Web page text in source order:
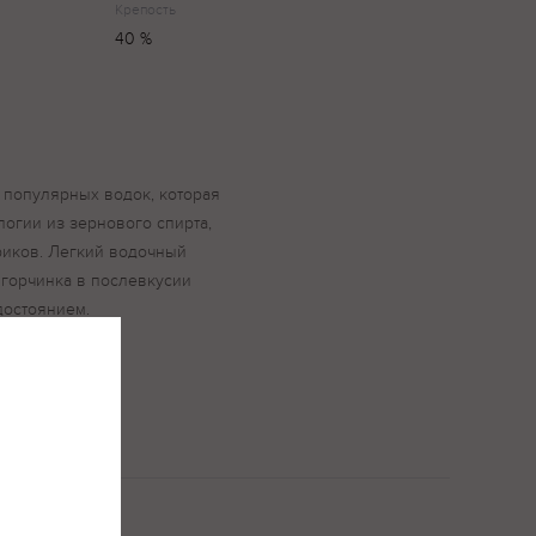
Крепость
40 %
водок, которая
из зернового спирта,
Легкий водочный
в послевкусии